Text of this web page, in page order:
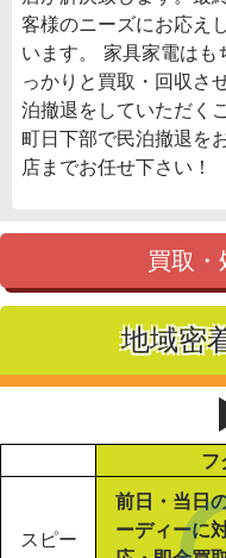
客様のニーズにお応え
います。 家具家電はも
っかりと買取・回収さ
泊撤退をしていただく
町日下部で民泊撤退を
店までお任せ下さい！
買取
地域密
フ
スピー
前日・当日
ーディーに